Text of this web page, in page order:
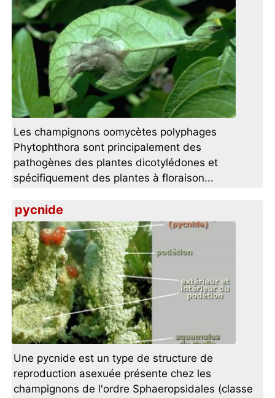
Les champignons oomycètes polyphages
Phytophthora sont principalement des
pathogènes des plantes dicotylédones et
spécifiquement des plantes à floraison...
pycnide
Une pycnide est un type de structure de
reproduction asexuée présente chez les
champignons de l'ordre Sphaeropsidales (classe